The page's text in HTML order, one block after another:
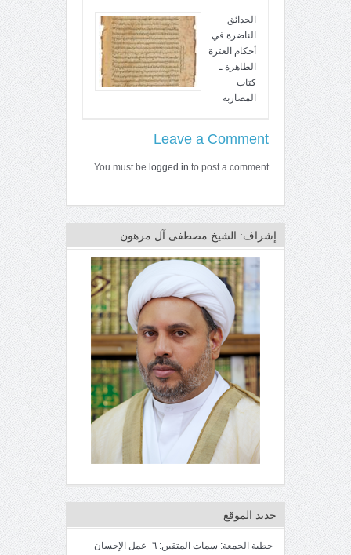
الحدائق
الناضرة في
أحكام العترة
الطاهرة ـ
كتاب
المضاربة
Leave a Comment
You must be logged in to post a comment.
إشراف: الشيخ مصطفى آل مرهون
جديد الموقع
خطبة الجمعة: سمات المتقين: ٦- عمل الإحسان